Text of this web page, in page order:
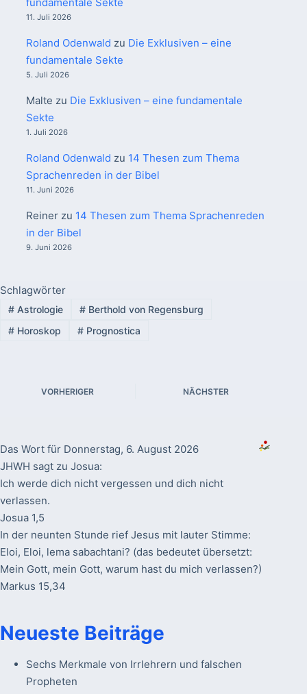
11. Juli 2026
Roland Odenwald zu Die Exklusiven – eine
fundamentale Sekte
5. Juli 2026
Malte zu Die Exklusiven – eine fundamentale
Sekte
1. Juli 2026
Roland Odenwald zu 14 Thesen zum Thema
Sprachenreden in der Bibel
11. Juni 2026
Reinerzu 14 Thesen zum Thema Sprachenreden
in der Bibel
9. Juni 2026
Schlagwörter
#Astrologie #Berthold von Regensburg
#Horoskop #Prognostica
VORHERIGER NÄCHSTER
Das Wort für Donnerstag, 6. August 2026
JHWH sagt zu Josua:
Ich werde dich nicht vergessen und dich nicht
verlassen.
Josua 1,5
In der neunten Stunde rief Jesus mit lauter Stimme:
Eloi, Eloi, lema sabachtani? (das bedeutet übersetzt:
Mein Gott, mein Gott, warum hast du mich verlassen?)
Markus 15,34
Neueste Beiträge
Sechs Merkmale von Irrlehrern und falschen
Propheten